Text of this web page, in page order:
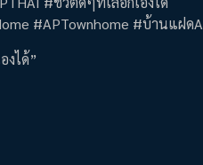
#APTownhome #บ้านแฝด
งได้”